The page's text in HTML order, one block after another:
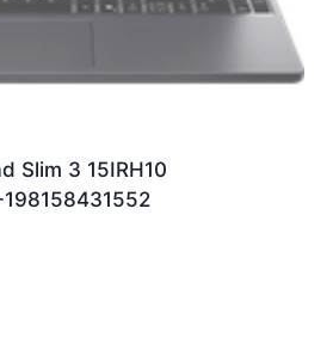
Slim 3 15IRH10